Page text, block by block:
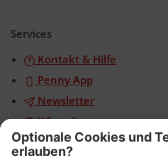
Services
Kontakt & Hilfe
Penny App
Newsletter
WhatsApp
App